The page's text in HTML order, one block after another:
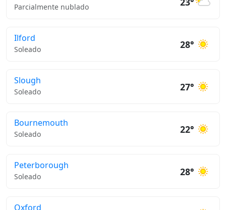
Parcialmente nublado
Ilford
Soleado 28°
Slough
Soleado 27°
Bournemouth
Soleado 22°
Peterborough
Soleado 28°
Oxford